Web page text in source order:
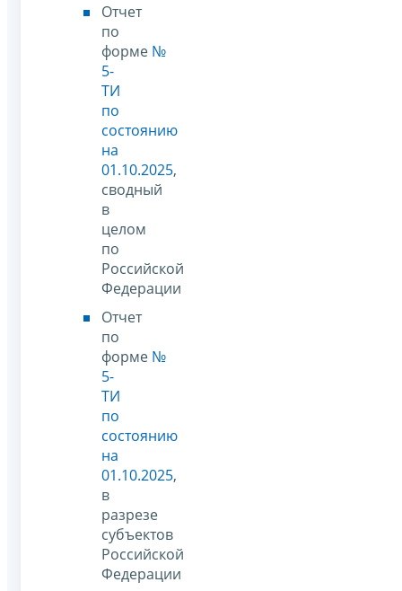
Отчет
по
форме №
5-
ТИ
по
состоянию
на
01.10.2025,
сводный
в
целом
по
Российской
Федерации
Отчет
по
форме №
5-
ТИ
по
состоянию
на
01.10.2025,
в
разрезе
субъектов
Российской
Федерации